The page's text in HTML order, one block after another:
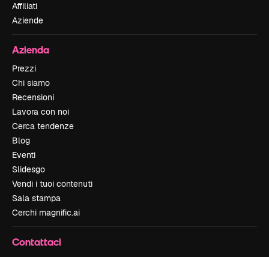
Affiliati
Aziende
Azienda
Prezzi
Chi siamo
Recensioni
Lavora con noi
Cerca tendenze
Blog
Eventi
Slidesgo
Vendi i tuoi contenuti
Sala stampa
Cerchi magnific.ai
Contattaci